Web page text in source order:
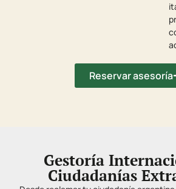
Reservar asesoría
Gestoría
Ciudadanías